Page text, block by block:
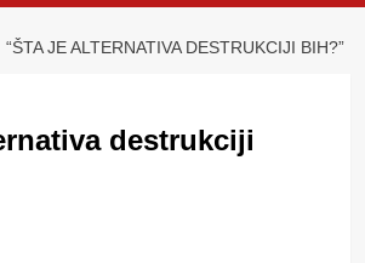
“ŠTA JE ALTERNATIVA DESTRUKCIJI BIH?”
destrukciji